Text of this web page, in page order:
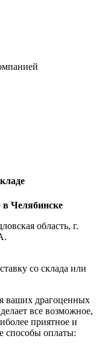
в Челябинске
область, г.
со склада или
ваших драгоценных
делает все возможное,
приятное и
способы оплаты: